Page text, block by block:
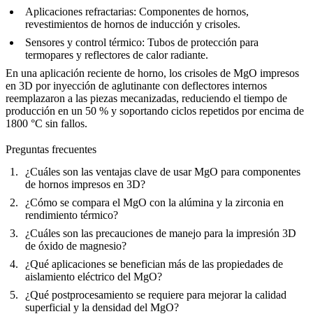
Aplicaciones refractarias: Componentes de hornos,
revestimientos de hornos de inducción y crisoles.
Sensores y control térmico: Tubos de protección para
termopares y reflectores de calor radiante.
En una aplicación reciente de horno, los crisoles de MgO impresos
en 3D por inyección de aglutinante con deflectores internos
reemplazaron a las piezas mecanizadas, reduciendo el tiempo de
producción en un 50 % y soportando ciclos repetidos por encima de
1800 °C sin fallos.
Preguntas frecuentes
¿Cuáles son las ventajas clave de usar MgO para componentes
de hornos impresos en 3D?
¿Cómo se compara el MgO con la alúmina y la zirconia en
rendimiento térmico?
¿Cuáles son las precauciones de manejo para la impresión 3D
de óxido de magnesio?
¿Qué aplicaciones se benefician más de las propiedades de
aislamiento eléctrico del MgO?
¿Qué postprocesamiento se requiere para mejorar la calidad
superficial y la densidad del MgO?